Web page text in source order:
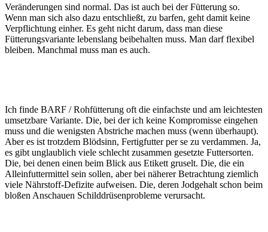
Veränderungen sind normal. Das ist auch bei der Fütterung so.
Wenn man sich also dazu entschließt, zu barfen, geht damit keine
Verpflichtung einher. Es geht nicht darum, dass man diese
Fütterungsvariante lebenslang beibehalten muss. Man darf flexibel
bleiben. Manchmal muss man es auch.
Ich finde BARF / Rohfütterung oft die einfachste und am leichtesten
umsetzbare Variante. Die, bei der ich keine Kompromisse eingehen
muss und die wenigsten Abstriche machen muss (wenn überhaupt).
Aber es ist trotzdem Blödsinn, Fertigfutter per se zu verdammen. Ja,
es gibt unglaublich viele schlecht zusammen gesetzte Futtersorten.
Die, bei denen einen beim Blick aus Etikett gruselt. Die, die ein
Alleinfuttermittel sein sollen, aber bei näherer Betrachtung ziemlich
viele Nährstoff-Defizite aufweisen. Die, deren Jodgehalt schon beim
bloßen Anschauen Schilddrüsenprobleme verursacht.